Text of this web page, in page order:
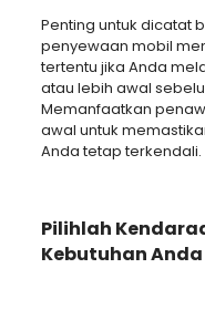
Penting untuk dicatat
penyewaan mobil
tertentu jika Anda
atau lebih awal
Memanfaatkan
awal untuk
Anda tetap terkendali.
Pilihlah
Kebutuhan Anda